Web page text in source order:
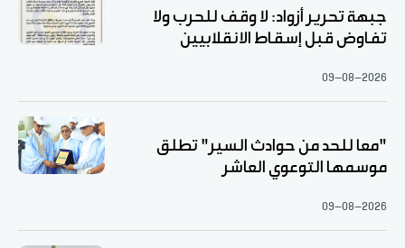
جبهة تحرير أزواد: لا وقف للحرب ولا
تفاوض قبل إسقاط الانقلابيين
09-08-2026
"معا للحد من حوادث السير" تطلق
موسمها التوعوي العاشر
09-08-2026